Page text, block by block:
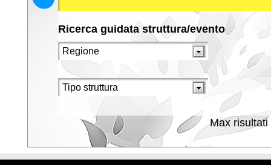
Ricerca guidata struttura/evento
Max risultati